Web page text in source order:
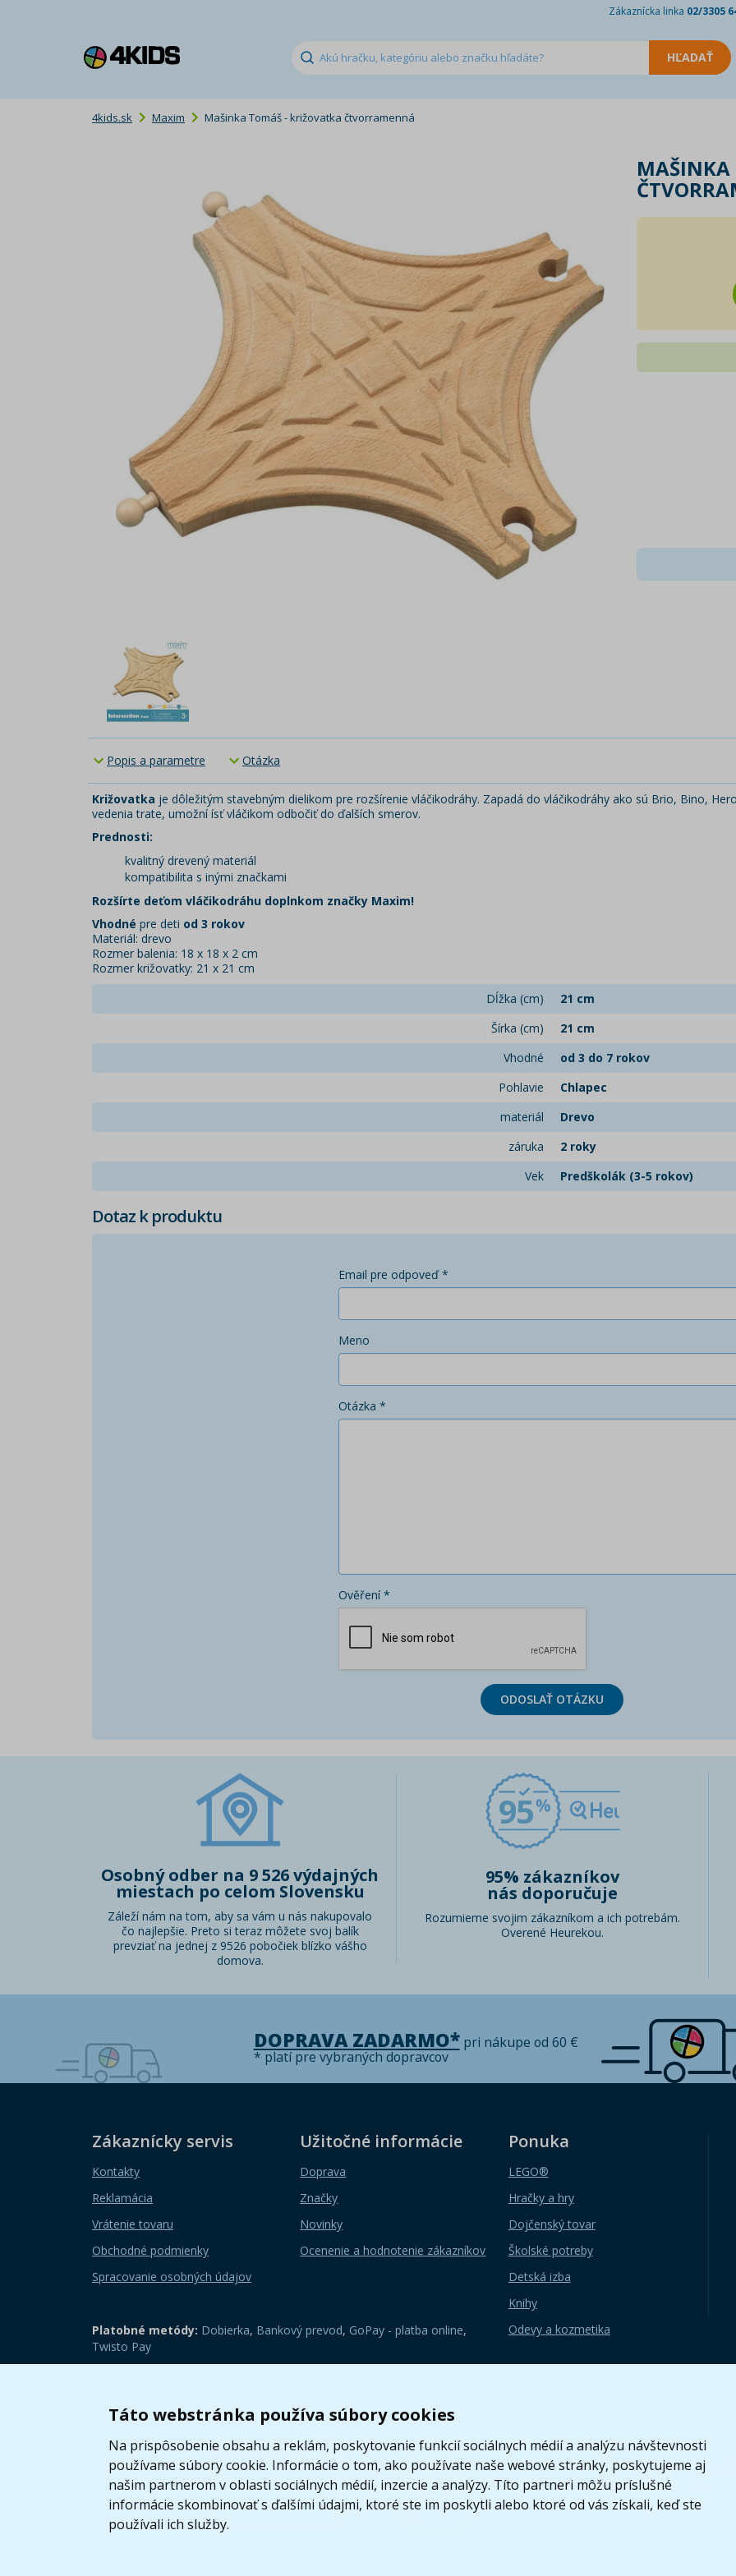
Táto webstránka používa súbory cookies
Na prispôsobenie obsahu a reklám, poskytovanie funkcií sociálnych médií a analýzu návštevnosti
používame súbory cookie. Informácie o tom, ako používate naše webové stránky, poskytujeme aj
našim partnerom v oblasti sociálnych médií, inzercie a analýzy. Títo partneri môžu príslušné
informácie skombinovať s ďalšími údajmi, ktoré ste im poskytli alebo ktoré od vás získali, keď ste
používali ich služby.
Zákaznícka linka 02/3305
4kids.sk Maxim Mašinka Tomáš - križovatka čtvorramenná
MAŠINKA
Popis a parametre Otázka
Križovatka je dôležitým stavebným dielikom pre rozšírenie vláčikodráhy. Zapadá do vláčikodráhy ako sú Brio, Bino,
vedenia trate, umožní ísť vláčikom odbočiť do ďalších smerov.
Prednosti:
kvalitný drevený materiál
kompatibilita s inými značkami
Rozšírte deťom vláčikodráhu doplnkom značky Maxim!
Vhodné pre deti od 3 rokov
Materiál: drevo
Rozmer balenia: 18 x 18 x 2 cm
Rozmer križovatky: 21 x 21 cm
Dĺžka (cm)
21 cm
Šírka (cm)
21 cm
Vhodné
od 3 do 7 rokov
Pohlavie
Chlapec
materiál
Drevo
záruka
2 roky
Vek
Predškolák (3-5 rokov)
Dotaz k produktu
Email pre odpoveď *
Meno
Otázka *
Ověření *
ODOSLAŤ OTÁZKU
Osobný odber na 9 526 výdajných
miestach po celom Slovensku
Záleží nám na tom, aby sa vám u nás nakupovalo
čo najlepšie. Preto si teraz môžete svoj balík
prevziať na jednej z 9526 pobočiek blízko vášho
domova.
95
95% zákazníkov
nás doporučuje
Rozumieme svojim zákazníkom a ich potrebám.
Overené Heurekou.
DOPRAVA ZADARMO*pri nákupe od 60 €
* platí pre vybraných dopravcov
Zákaznícky servis
Kontakty
Reklamácia
Vrátenie tovaru
Obchodné podmienky
Spracovanie osobných údajov
Užitočné informácie
Doprava
Značky
Novinky
Ocenenie a hodnotenie zákazníkov
Ponuka
LEGO®
Hračky a hry
Dojčenský tovar
Školské potreby
Detská izba
Knihy
Odevy a kozmetika
Platobné metódy: Dobierka, Bankový prevod, GoPay - platba online,
Twisto Pay